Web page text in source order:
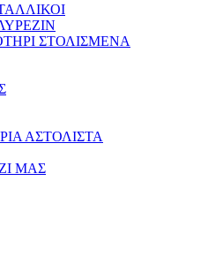
ΣΤΟΛΙΣΜΕΝΑ
ΑΣΤΟΛΙΣΤΑ
ΜΑΣ